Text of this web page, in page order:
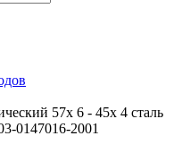
57х 6 - 45х 4 сталь
0147016-2001